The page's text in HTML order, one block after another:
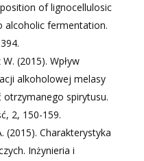
of lignocellulosic
alcoholic fermentation.
(2015). Wpływ
alkoholowej melasy
spirytusu.
2, 150-159.
(2015). Charakterystyka
Inżynieria i